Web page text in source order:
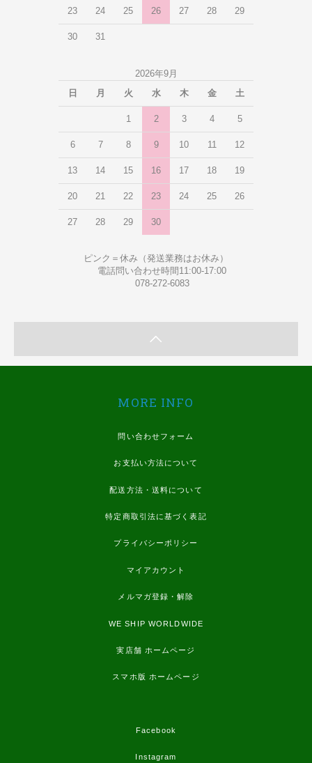
23 24 25 26 27 28 29
30 31
2026年9月
日
月 火 水 木 金 土
1 2 3 4 5
6 7 8 9 10 11 12
13 14 15 16 17 18 19
20 21 22 23 24 25 26
27 28 29 30
ピンク＝休み（発送業務はお休み）
電話問い合わせ時間11:00-17:00
078-272-6083
MORE INFO
問い合わせフォーム
お支払い方法について
配送方法・送料について
特定商取引法に基づく表記
プライバシーポリシー
マイアカウント
メルマガ登録・解除
WE SHIP WORLDWIDE
実店舗 ホームページ
スマホ版 ホームページ
Facebook
Instagram